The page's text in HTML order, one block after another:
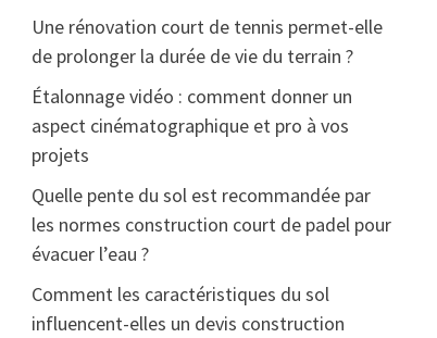
Une rénovation court de tennis permet-elle
de prolonger la durée de vie du terrain ?
Étalonnage vidéo : comment donner un
aspect cinématographique et pro à vos
projets
Quelle pente du sol est recommandée par
les normes construction court de padel pour
évacuer l’eau ?
Comment les caractéristiques du sol
influencent-elles un devis construction